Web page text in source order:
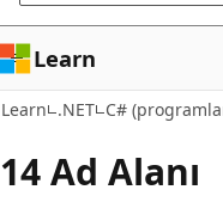
Learn
Learn .NET C#
14 Ad Alanı